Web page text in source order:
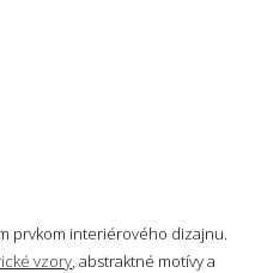
prvkom interiérového dizajnu.
vzory , abstraktné motívy a